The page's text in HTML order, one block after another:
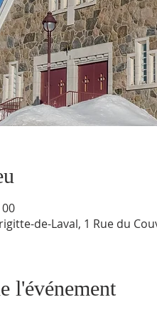
de-Laval, 1 Rue du
l'événement